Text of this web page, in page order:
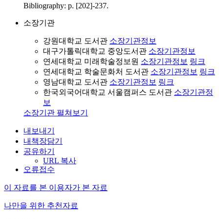
Bibliography: p. [202]-237.
소장기관
강원대학교 도서관 소장기관정보
대구가톨릭대학교 중앙도서관 소장기관정보
연세대학교 미래학술정보원 소장기관정보 링크
연세대학교 학술문화처 도서관 소장기관정보 링크
영남대학교 도서관 소장기관정보 링크
한국외국어대학교 서울캠퍼스 도서관 소장기관정
보
소장기관 펼쳐보기
내보내기
내책장담기
공유하기
URL 복사
오류접수
이 자료를 본 이용자가 본 자료
나만을 위한 추천자료